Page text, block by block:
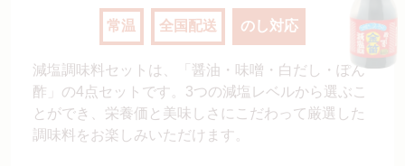
常温 全国配送 のし対応
減塩調味料セットは、「醤油・味噌・白だし・ぽん
酢」の4点セットです。3つの減塩レベルから選ぶこ
とができ、栄養価と美味しさにこだわって厳選した
調味料をお楽しみいただけます。